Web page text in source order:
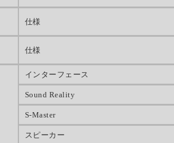
仕様
仕様
インターフェース
Sound Reality
S-Master
スピーカー